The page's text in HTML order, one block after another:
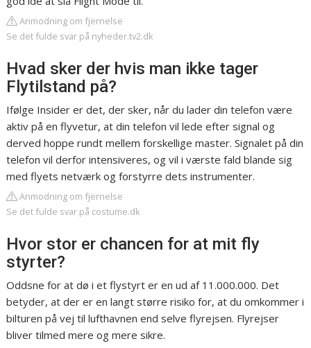
Anmodning om fjernelse
Se det fulde svar på nyheder.tv2.dk
Hvad sker der hvis man ikke tager
Flytilstand på?
Ifølge Insider er det, der sker, når du lader din telefon være
aktiv på en flyvetur, at din telefon vil lede efter signal og
derved hoppe rundt mellem forskellige master. Signalet på din
telefon vil derfor intensiveres, og vil i værste fald blande sig
med flyets netværk og forstyrre dets instrumenter.
Anmodning om fjernelse
Se det fulde svar på costume.dk
Hvor stor er chancen for at mit fly
styrter?
Oddsne for at dø i et flystyrt er en ud af 11.000.000. Det
betyder, at der er en langt større risiko for, at du omkommer i
bilturen på vej til lufthavnen end selve flyrejsen. Flyrejser
bliver tilmed mere og mere sikre.